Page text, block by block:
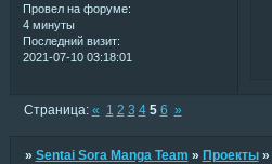
Провел на форуме:
4 минуты
Последний визит:
2021-07-10 03:18:01
Страница: « 1 2 3 4 5 6 »
» Sentai Sora Manga Team » Проекты »